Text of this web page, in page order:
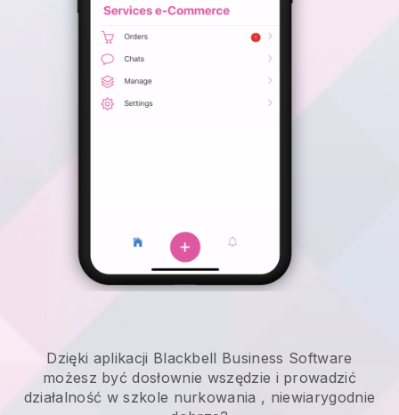
Dzięki aplikacji Blackbell Business Software
możesz być dosłownie wszędzie i prowadzić
działalność w szkole nurkowania , niewiarygodnie